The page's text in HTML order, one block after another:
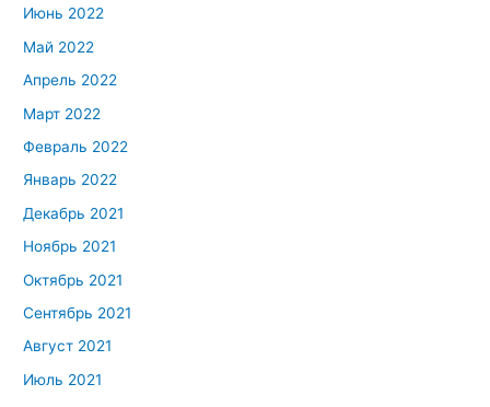
Июнь 2022
Май 2022
Апрель 2022
Март 2022
Февраль 2022
Январь 2022
Декабрь 2021
Ноябрь 2021
Октябрь 2021
Сентябрь 2021
Август 2021
Июль 2021